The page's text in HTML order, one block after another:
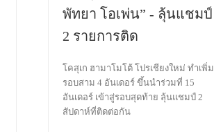
พัทยา โอเพ่น” - ลุ้นแชมป์
2 รายการติด
โคสุเก ฮามาโมโต้ โปรเชียงใหม่ ทำเพิ่ม
รอบสาม 4 อันเดอร์ ขึ้นนำร่วมที่ 15
อันเดอร์ เข้าสู่รอบสุดท้าย ลุ้นแชมป์ 2
สัปดาห์ที่ติดต่อกัน